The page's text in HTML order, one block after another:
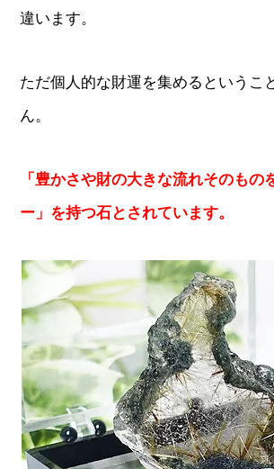
違います。
ただ個人的な財運を集めるというこ
ん。
「豊かさや財の大きな流れそのもの
ー」を持つ石とされています。